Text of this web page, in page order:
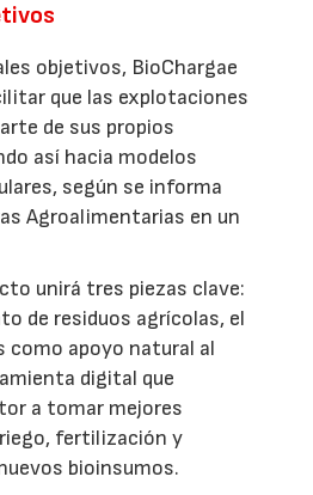
objetivos, BioChargae
que las explotaciones
de sus propios
así hacia modelos
según se informa
Agroalimentarias en un
unirá tres piezas clave:
de residuos agrícolas, el
como apoyo natural al
digital que
a tomar mejores
fertilización y
bioinsumos.